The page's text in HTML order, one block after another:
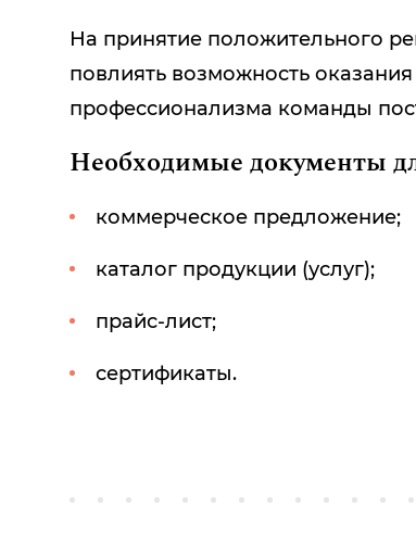
На принятие положительного
повлиять возможность
профессионализма команды
Необходимые документы
коммерческое предложение;
каталог продукции (услуг);
прайс-лист;
сертификаты.